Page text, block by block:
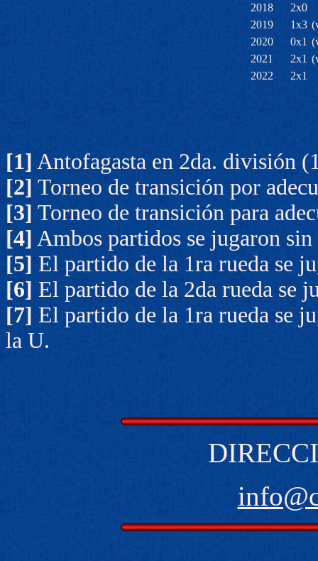
2018
2x0
2019
1x3
2020
0x1
2021
2x1
2022
2x1
[1] Antofagasta en 2da. división
[2] Torneo de transición por
[3] Torneo de transición para
[4] Ambos partidos se jugaron
[5] El partido de la 1ra rueda se
[6] El partido de la 2da rueda se
[7] El partido de la 1ra rueda se
la U.